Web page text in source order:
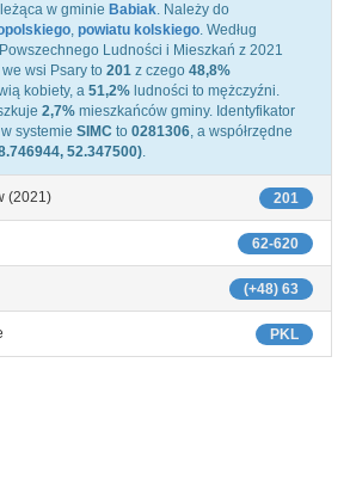
w gminie Babiak. Należy do
, powiatu kolskiego. Według
Ludności i Mieszkań z 2021
wsi Psary to 201 z czego 48,8%
kobiety, a 51,2% ludności to mężczyźni.
2,7% mieszkańców gminy. Identyfikator
systemie SIMC to 0281306, a współrzędne
52.347500).
201
(2021)
62-620
(+48) 63
PKL